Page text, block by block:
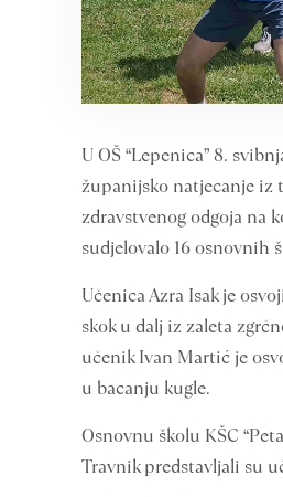
U OŠ “Lepenica” 8.
županijsko natjecanje iz
zdravstvenog odgoja na
sudjelovalo 16 osnovnih
Učenica Azra Isak je
skok u dalj iz zaleta
učenik Ivan Martić je
u bacanju kugle.
Osnovnu školu KŠC
Travnik predstavljali su